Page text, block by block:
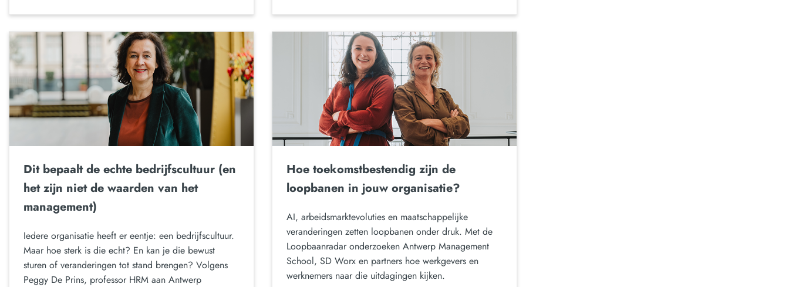
Dit bepaalt de echte bedrijfscultuur (en
het zijn niet de waarden van het
management)
Iedere organisatie heeft er eentje: een bedrijfscultuur.
Maar hoe sterk is die echt? En kan je die bewust
sturen of veranderingen tot stand brengen? Volgens
Peggy De Prins, professor HRM aan Antwerp
Hoe toekomstbestendig zijn de
loopbanen in jouw organisatie?
AI, arbeidsmarktevoluties en maatschappelijke
veranderingen zetten loopbanen onder druk. Met de
Loopbaanradar onderzoeken Antwerp Management
School, SD Worx en partners hoe werkgevers en
werknemers naar die uitdagingen kijken.